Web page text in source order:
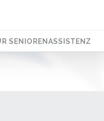
SENIORENASSISTENZ